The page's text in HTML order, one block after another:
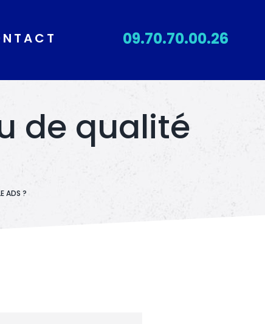
09.70.70.00.26
de qualité
ADS ?